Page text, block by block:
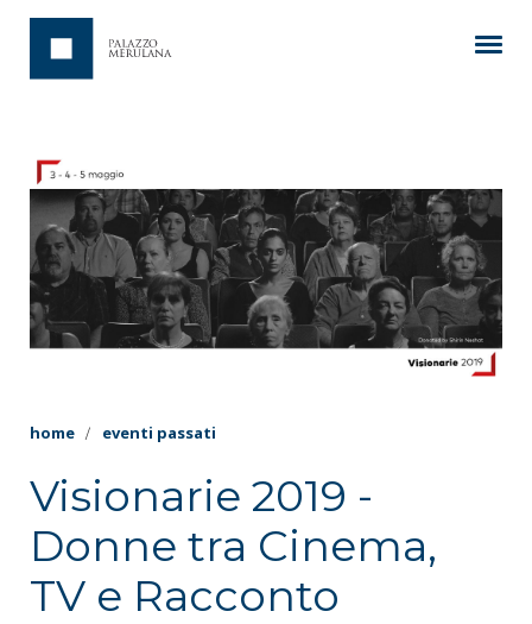
home eventi passati
Visionarie 2019 -
Donne tra Cinema,
TV e Racconto